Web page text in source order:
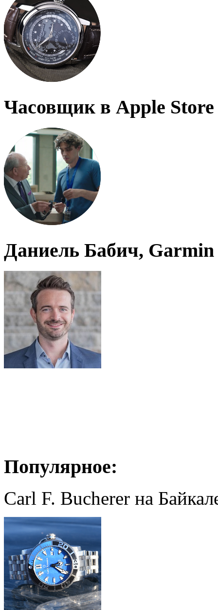
Часовщик в Apple Store
Даниель Бабич, Garmin
Популярное:
Carl F. Bucherer на